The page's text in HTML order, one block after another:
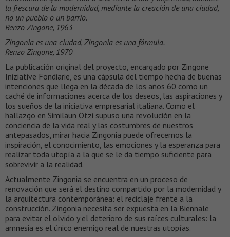
la frescura de la modernidad, mediante la creación de una ciudad,
no un pueblo o un barrio.
Renzo Zingone, 1963
Zingonia es una ciudad, Zingonia es una fórmula.
Renzo Zingone, 1970
La publicación original del proyecto, encargado por Zingone
Iniziative Fondiarie, es una cápsula del tiempo hecha de buenas
intenciones que llega en la década de los años 60 como un
caché de informaciones acerca de los deseos, las aspiraciones y
los sueños de la iniciativa empresarial italiana. Como el
hallazgo en Similaun Ötzi supuso una revolución en la
conciencia de la vida real y las costumbres de nuestros
antepasados, mirar hacia Zingonia puede ofrecernos la
inspiración, el conocimiento, las emociones y la esperanza para
realizar toda utopía a la que se le da tiempo suficiente para
sobrevivir a la realidad.
Actualmente Zingonia se encuentra en un proceso de
renovación que será el destino compartido por la modernidad y
la arquitectura contemporánea: el reciclaje frente a la
construcción. Zingonia necesita ser expuesta en la Biennale
para evitar el olvido y el deterioro de sus raíces culturales: la
amnesia es el único enemigo real de nuestras utopías.